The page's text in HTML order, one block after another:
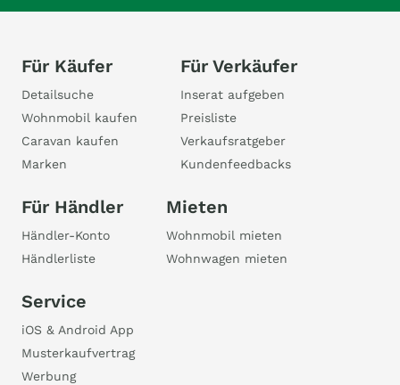
Für Käufer
Detailsuche
Wohnmobil kaufen
Caravan kaufen
Marken
Für Verkäufer
Inserat aufgeben
Preisliste
Verkaufsratgeber
Kundenfeedbacks
Für Händler
Händler-Konto
Händlerliste
Mieten
Wohnmobil mieten
Wohnwagen mieten
Service
iOS & Android App
Musterkaufvertrag
Werbung